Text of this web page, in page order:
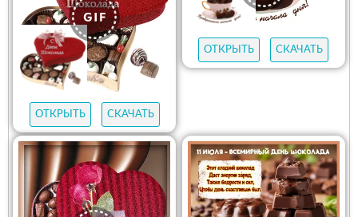
ОТКРЫТЬ СКАЧАТЬ
ОТКРЫТЬ СКАЧАТЬ